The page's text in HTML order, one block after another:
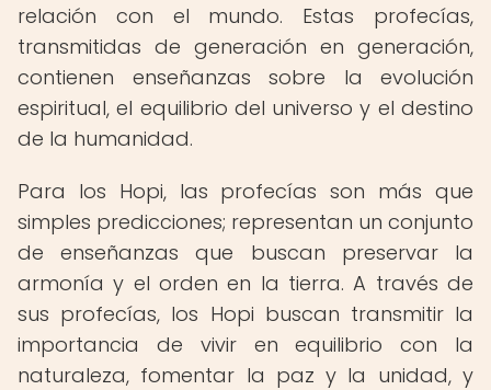
relación con el mundo. Estas profecías,
transmitidas de generación en generación,
contienen enseñanzas sobre la evolución
espiritual, el equilibrio del universo y el destino
de la humanidad.
Para los Hopi, las profecías son más que
simples predicciones; representan un conjunto
de enseñanzas que buscan preservar la
armonía y el orden en la tierra. A través de
sus profecías, los Hopi buscan transmitir la
importancia de vivir en equilibrio con la
naturaleza, fomentar la paz y la unidad, y